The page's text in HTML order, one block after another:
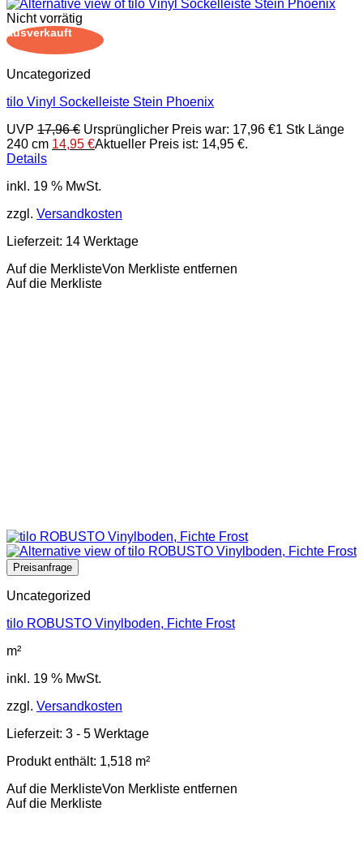
Nicht vorrätig
ausverkauft
Uncategorized
tilo Vinyl Sockelleiste Stein Phoenix
UVP 17,96€ Ursprünglicher Preis war: 17,96 €1 Stk Länge
240 cm 14,95 €Aktueller Preis ist: 14,95 €.
Details
inkl. 19 % MwSt.
zzgl. Versandkosten
Lieferzeit: 14 Werktage
Auf die MerklisteVon Merkliste entfernen
Auf die Merkliste
Uncategorized
tilo ROBUSTO Vinylboden, Fichte Frost
m²
inkl. 19 % MwSt.
zzgl. Versandkosten
Lieferzeit: 3 - 5 Werktage
Produkt enthält: 1,518 m²
Auf die MerklisteVon Merkliste entfernen
Auf die Merkliste